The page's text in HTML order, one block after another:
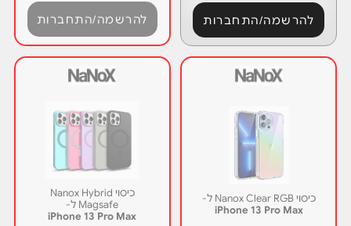
להרשמה/התחברות
כיסוי Nanox Clear RGB ל-
iPhone 13 Pro Max
כיסוי Nanox Hybrid
Magsafe ל-
iPhone 13 Pro Max
להרשמה/התחברות